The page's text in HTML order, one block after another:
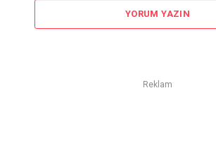
YORUM YAZIN
Reklam